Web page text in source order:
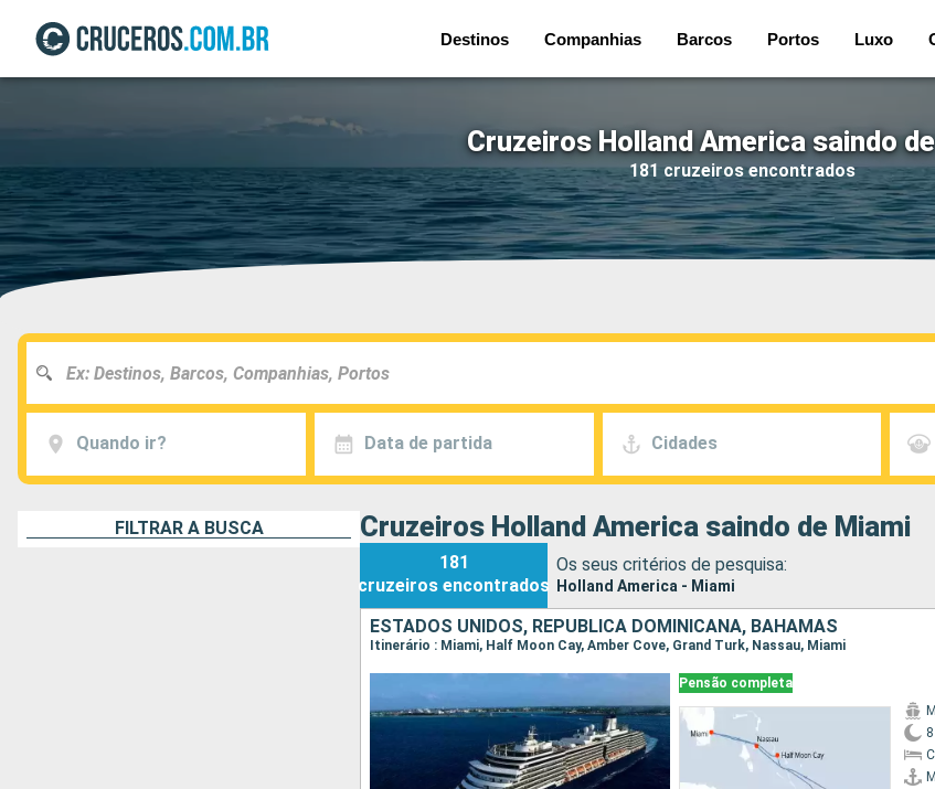
Destinos Companhias Barcos Portos Luxo
Cruzeiros Holland America saindo
181 cruzeiros encontrados
Quando ir? Data de partida Cidades
FILTRAR A BUSCA Cruzeiros Holland America saindo de Miami
181
cruzeiros encontrados
Os seus critérios de pesquisa:
Holland America - Miami
ESTADOS UNIDOS, REPUBLICA DOMINICANA, BAHAMAS
Itinerário : Miami, Half Moon Cay, Amber Cove, Grand Turk, Nassau, Miami
Pensão completa